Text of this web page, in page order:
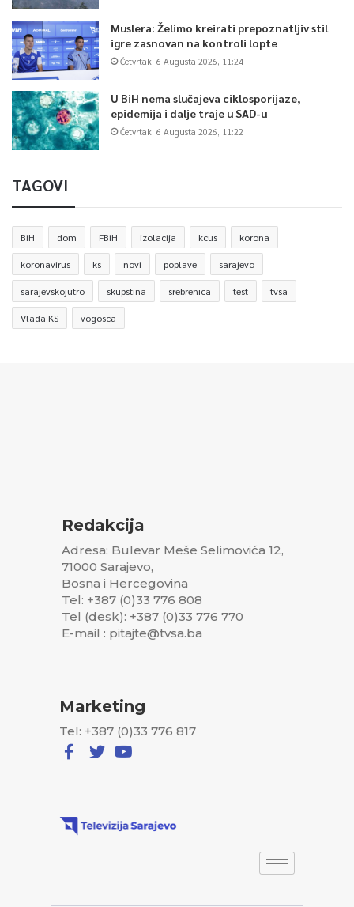
Muslera: Želimo kreirati prepoznatljiv stil
igre zasnovan na kontroli lopte
Četvrtak, 6 Augusta 2026, 11:24
U BiH nema slučajeva ciklosporijaze,
epidemija i dalje traje u SAD-u
Četvrtak, 6 Augusta 2026, 11:22
TAGOVI
BiH dom FBiH izolacija kcus korona
koronavirus ks novi poplave sarajevo
sarajevskojutro skupstina srebrenica test tvsa
Vlada KS vogosca
Redakcija
Adresa: Bulevar Meše Selimovića 12,
71000 Sarajevo,
Bosna i Hercegovina
Tel: +387 (0)33 776 808
Tel (desk): +387 (0)33 776 770
E-mail : pitajte@tvsa.ba
Marketing
Tel: +387 (0)33 776 817